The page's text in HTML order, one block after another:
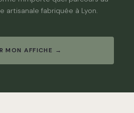
artisanale fabriquée à Lyon.
MON AFFICHE →